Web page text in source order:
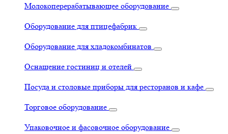
Молокоперерабатывающее оборудование
Оборудование для птицефабрик
Оборудование для хладокомбинатов
Оснащение гостиниц и отелей
Посуда и столовые приборы для ресторанов и кафе
Торговое оборудование
Упаковочное и фасовочное оборудование